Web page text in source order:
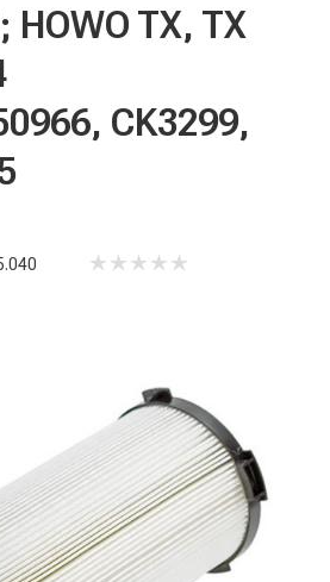
HOWO TX, TX
CK3299,